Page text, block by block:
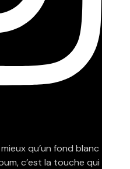
qu’un fond blanc
c’est la touche qui